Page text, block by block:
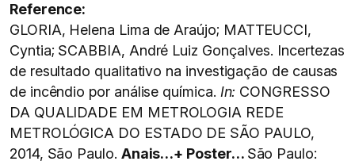
Reference:
GLORIA, Helena Lima de Araújo; MATTEUCCI,
Cyntia; SCABBIA, André Luiz Gonçalves. Incertezas
de resultado qualitativo na investigação de causas
de incêndio por análise química. In: CONGRESSO
DA QUALIDADE EM METROLOGIA REDE
METROLÓGICA DO ESTADO DE SÃO PAULO,
2014, São Paulo. Anais…+ Poster… São Paulo: